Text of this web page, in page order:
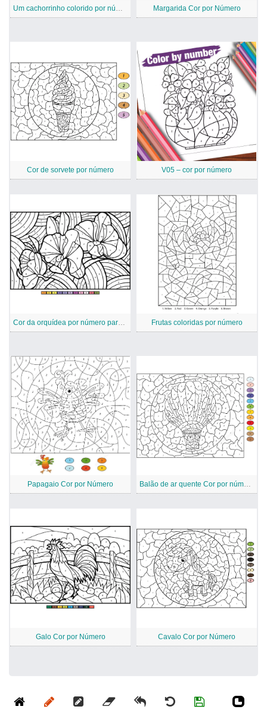
Um cachorrinho colorido por número Margarida Cor por Número
Cor de sorvete por número V05 – cor por número
Cor da orquídea por número para adultos Frutas coloridas por número
Papagaio Cor por Número Balão de ar quente Cor por número
Galo Cor por Número Cavalo Cor por Número